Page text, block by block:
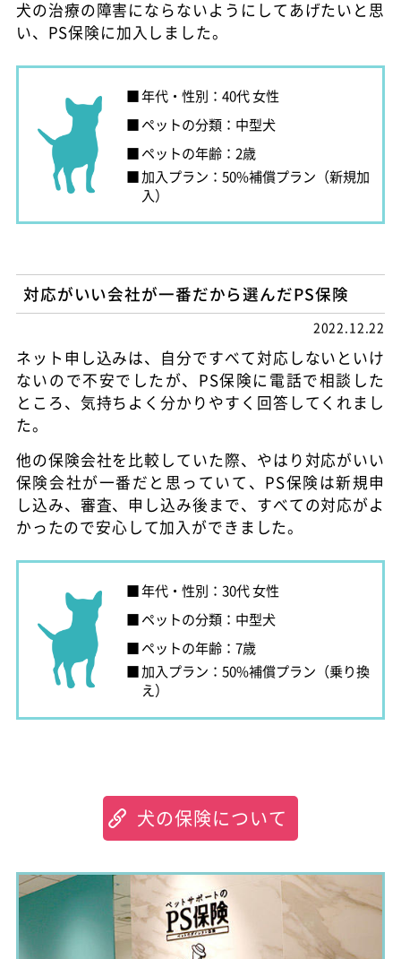
犬の治療の障害にならないようにしてあげたいと思
い、PS保険に加入しました。
年代・性別：40代 女性
ペットの分類：中型犬
ペットの年齢：2歳
加入プラン：50%補償プラン（新規加
入）
対応がいい会社が一番だから選んだPS保険
2022.12.22
ネット申し込みは、自分ですべて対応しないといけ
ないので不安でしたが、PS保険に電話で相談した
ところ、気持ちよく分かりやすく回答してくれまし
た。
他の保険会社を比較していた際、やはり対応がいい
保険会社が一番だと思っていて、PS保険は新規申
し込み、審査、申し込み後まで、すべての対応がよ
かったので安心して加入ができました。
年代・性別：30代 女性
ペットの分類：中型犬
ペットの年齢：7歳
加入プラン：50%補償プラン（乗り換
え）
犬の保険について